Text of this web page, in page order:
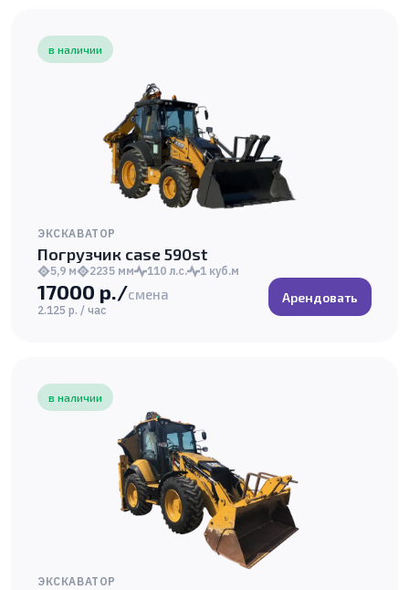
в наличии
ЭКСКАВАТОР
Погрузчик case 590st
5,9 м 2235 мм 110 л.с. 1 куб.м
17000 р./смена
2.125 р. / час
Арендовать
в наличии
ЭКСКАВАТОР